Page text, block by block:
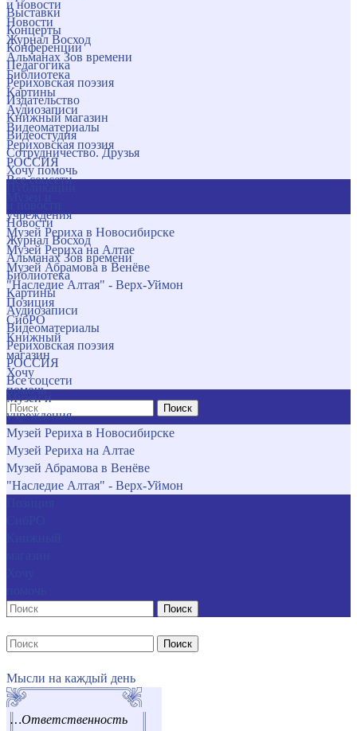
и новости
Новости
Журнал Восход
Альманах Зов времени
Библиотека
Картины
Аудиозаписи
Видеоматериалы
Рериховская поэзия
РОССИЯ
Все соцсети
учреждения
Музей Рериха в Новосибирске
Музей Рериха на Алтае
Музей Абрамова в Венёве
"Наследие Алтая" - Верх-Уймон
Позиция
СибРО
Книжный
магазин
Хочу
помочь
Поиск
Выставки
Концерты
Конференции
Педагогика
Рериховская поэзия
Издательство
Книжный магазин
Видеостудия
Сотрудничество. Друзья
Хочу помочь
Новости
Журнал Восход
Альманах Зов времени
Библиотека
Картины
Аудиозаписи
Видеоматериалы
Рериховская поэзия
РОССИЯ
Все соцсети
Музеи и
учреждения
Музей Рериха в Новосибирске
Музей Рериха на Алтае
Музей Абрамова в Венёве
"Наследие Алтая" - Верх-Уймон
Поиск
Поиск
Мысли на каждый день
…Ответственность